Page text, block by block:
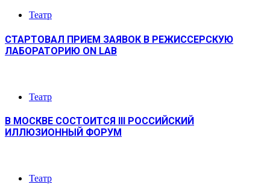
Театр
СТАРТОВАЛ ПРИЕМ ЗАЯВОК В РЕЖИССЕРСКУЮ
ЛАБОРАТОРИЮ ON LAB
Театр
В МОСКВЕ СОСТОИТСЯ III РОССИЙСКИЙ
ИЛЛЮЗИОННЫЙ ФОРУМ
Театр